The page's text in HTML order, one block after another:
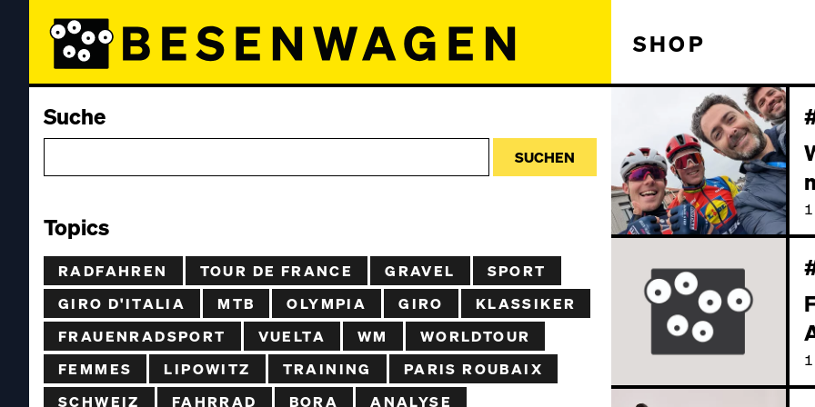
SHOP
Suche
SUCHEN
Topics
RADFAHREN TOUR DE FRANCE GRAVEL
SPORT
GIRO D'ITALIA
MTB OLYMPIA GIRO
KLASSIKER
FRAUENRADSPORT
VUELTA WM
WORLDTOUR
FEMMES
LIPOWITZ TRAINING
PARIS ROUBAIX
SCHWEIZ
FAHRRAD BORA ANALYSE